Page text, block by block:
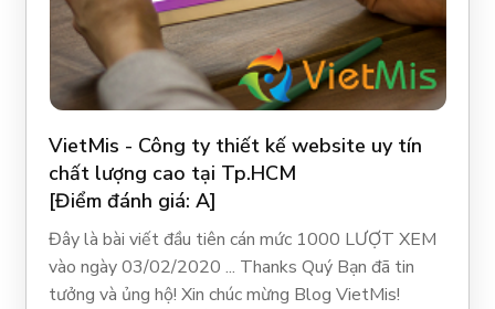
VietMis - Công ty thiết kế website uy tín
chất lượng cao tại Tp.HCM
[Điểm đánh giá: A]
Đây là bài viết đầu tiên cán mức 1000 LƯỢT XEM
vào ngày 03/02/2020 ... Thanks Quý Bạn đã tin
tưởng và ủng hộ! Xin chúc mừng Blog VietMis!